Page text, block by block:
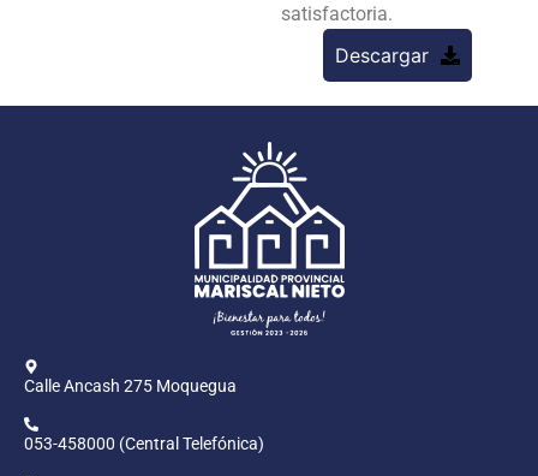
satisfactoria.
Descargar
Calle Ancash 275 Moquegua
053-458000 (Central Telefónica)